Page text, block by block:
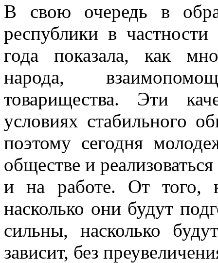
В свою очередь в
республики в
года показала, как
народа,
товарищества. Эти
условиях стабильного
поэтому сегодня
обществе и
и на работе. От того,
насколько они будут
сильны, насколько
зависит, без